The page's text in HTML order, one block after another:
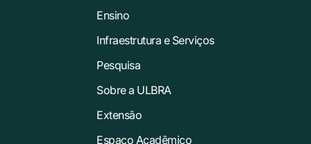
Ensino
Infraestrutura e Serviços
Pesquisa
Sobre a ULBRA
Extensão
Espaço Acadêmico